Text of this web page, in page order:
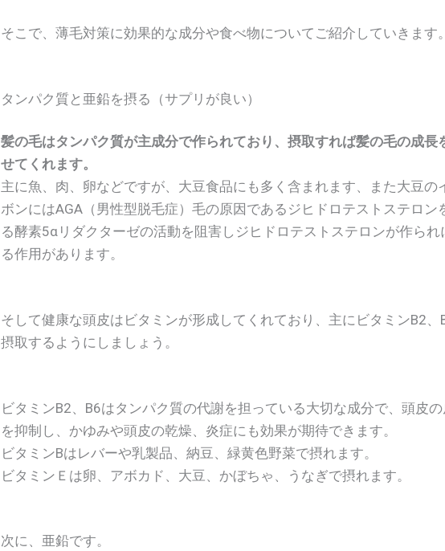
そこで、薄毛対策に効果的な成分や食べ物についてご紹介していきます。
タンパク質と亜鉛を摂る（サプリが良い）
髪の毛はタンパク質が主成分で作られており、摂取すれば髪の毛の成長
せてくれます。
主に魚、肉、卵などですが、大豆食品にも多く含まれます、また大豆の
ボンにはAGA（男性型脱毛症）毛の原因であるジヒドロテストステロン
る酵素5αリダクターゼの活動を阻害しジヒドロテストステロンが作られ
る作用があります。
そして健康な頭皮はビタミンが形成してくれており、主にビタミンB2、
摂取するようにしましょう。
ビタミンB2、B6はタンパク質の代謝を担っている大切な成分で、頭皮
を抑制し、かゆみや頭皮の乾燥、炎症にも効果が期待できます。
ビタミンBはレバーや乳製品、納豆、緑黄色野菜で摂れます。
ビタミンＥは卵、アボカド、大豆、かぼちゃ、うなぎで摂れます。
次に、亜鉛です。